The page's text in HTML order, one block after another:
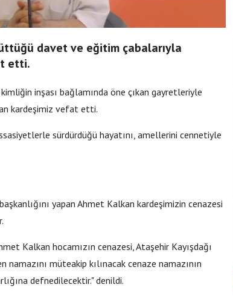
davet ve eğitim çabalarıyla
etti.
inşası bağlamında öne çıkan gayretleriyle
kardeşimiz vefat etti.
sürdürdüğü hayatını, amellerini cennetiyle
yapan Ahmet Kalkan kardeşimizin cenazesi
Kalkan hocamızın cenazesi, Ataşehir Kayışdağı
müteakip kılınacak cenaze namazının
defnedilecektir." denildi.